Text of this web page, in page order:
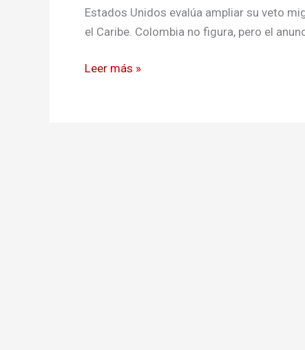
Estados Unidos evalúa ampliar su veto
el Caribe. Colombia no figura, pero el
a
36
por
Leer más »